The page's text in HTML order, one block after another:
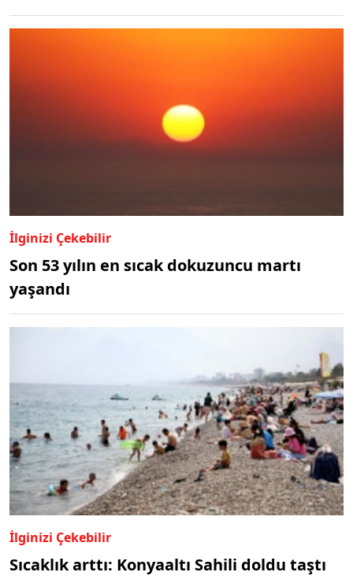
İlginizi Çekebilir
Son 53 yılın en sıcak dokuzuncu martı
yaşandı
İlginizi Çekebilir
Sıcaklık arttı: Konyaaltı Sahili doldu taştı